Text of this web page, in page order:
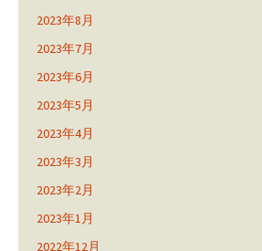
2023年8月
2023年7月
2023年6月
2023年5月
2023年4月
2023年3月
2023年2月
2023年1月
2022年12月